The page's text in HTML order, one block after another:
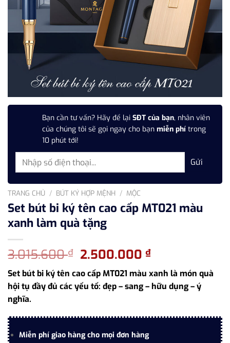
Bạn cần tư vấn? Hãy để lại SĐT của bạn, nhân viên
của chúng tôi sẽ gọi ngay cho bạn miễn phí trong
10 phút tới!
TRANG CHỦ / BÚT KÝ HỢP MỆNH / MỘC
Set bút bi ký tên cao cấp MT021 màu
xanh làm quà tặng
3.015.600₫ Giá
gốc
là:
3.015.600 ₫.
2.500.000₫Giá
hiện
tại
là:
Set bút bi ký tên cao cấp MT021 màu xanh là món quà
hội tụ đầy đủ các yếu tố: đẹp – sang – hữu dụng – ý
nghĩa.
Miễn phí giao hàng cho mọi đơn hàng